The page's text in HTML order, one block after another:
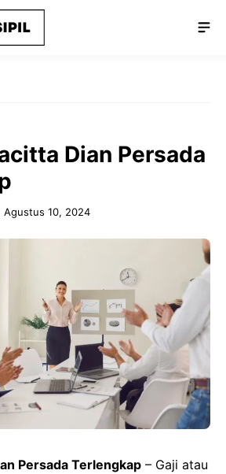
Dian Persada
Agustus 10, 2024
Persada Terlengkap – Gaji atau